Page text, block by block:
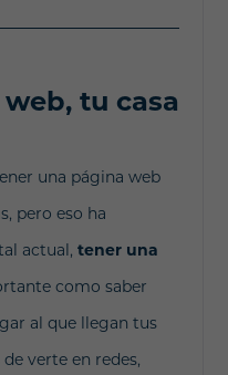
tu casa
una página web
pero eso ha
actual, tener una
como saber
al que llegan tus
verte en redes,